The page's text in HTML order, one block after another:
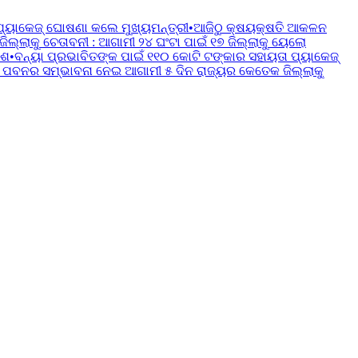
ଘୋଷଣା କଲେ ମୁଖ୍ୟମନ୍ତ୍ରୀ•ଆଜିଠୁ କ୍ଷୟକ୍ଷତି ଆକଳନ
ଚେତାବନୀ : ଆଗାମୀ ୨୪ ଘଂଟା ପାଇଁ ୧୭ ଜିଲ୍ଲାକୁ ୟେଲୋ
•ବନ୍ୟା ପ୍ରଭାବିତଙ୍କ ପାଇଁ ୧୧୦ କୋଟି ଟଙ୍କାର ସହାୟତା ପ୍ୟାକେଜ୍
ସମ୍ଭାବନା ନେଇ ଆଗାମୀ ୫ ଦିନ ରାଜ୍ୟର କେତେକ ଜିଲ୍ଲାକୁ